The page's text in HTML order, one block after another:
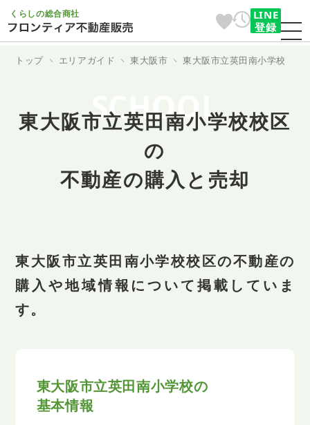
くらしの総合商社
LINE
登録
トップ エリアガイド 東大阪市 東大阪市立英田南小学校
SCHOOL
東大阪市立英田南小学校校区
の
不動産の購入と売却
東大阪市立英田南小学校校区の不動産の
購入や地域情報について掲載していま
す。
東大阪市立英田南小学校の
基本情報